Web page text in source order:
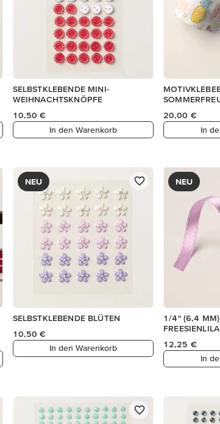
SELBSTKLEBENDE MINI-
WEIHNACHTSKNÖPFE
10,50 €
In den Warenkorb
20,00 €
In
NEU
SELBSTKLEBENDE BLÜTEN
10,50 €
In den Warenkorb
NEU
1/4" (6,4 MM)
FREESIENLILA
12,25 €
In